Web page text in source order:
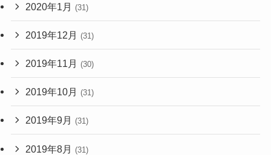
2020年1月 (31)
2019年12月 (31)
2019年11月 (30)
2019年10月 (31)
2019年9月 (31)
2019年8月 (31)